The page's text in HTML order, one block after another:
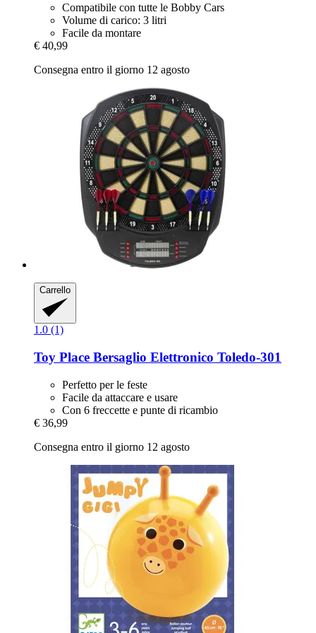
Compatibile con tutte le Bobby Cars
Volume di carico: 3 litri
Facile da montare
€ 40,99
Consegna entro il giorno 12 agosto
Carrello
1.0 (1)
Toy Place Bersaglio Elettronico Toledo-​301
Perfetto per le feste
Facile da attaccare e usare
Con 6 freccette e punte di ricambio
€ 36,99
Consegna entro il giorno 12 agosto